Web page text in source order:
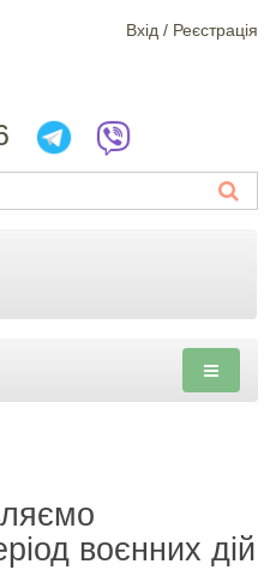
Вхiд / Реєстрація
воєнних дій